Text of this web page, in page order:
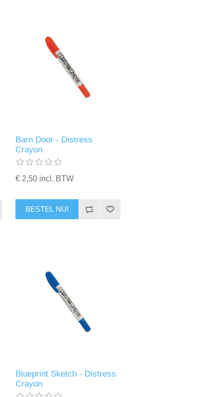
Barn Door - Distress
Crayon
€ 2,50 incl. BTW
BESTEL NU!
Blueprint Sketch - Distress
Crayon